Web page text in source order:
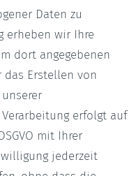
Daten zu
erheben wir Ihre
dort angegebenen
das Erstellen von
erfolgt auf
mit Ihrer
jederzeit